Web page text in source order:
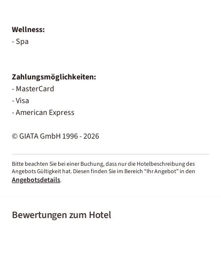
Wellness:
- Spa
Zahlungsmöglichkeiten:
- MasterCard
- Visa
- American Express
© GIATA GmbH 1996 - 2026
Bitte beachten Sie bei einer Buchung, dass nur die Hotelbeschreibung des
Angebots Gültigkeit hat. Diesen finden Sie im Bereich “Ihr Angebot” in den
Angebotsdetails.
Bewertungen zum Hotel